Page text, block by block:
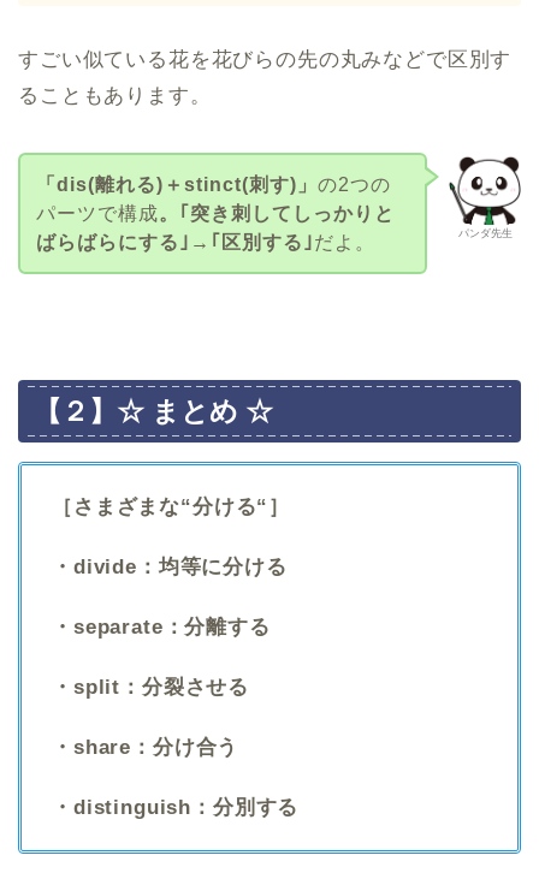
すごい似ている花を花びらの先の丸みなどで区別す
ることもあります。
パンダ先生
「dis(離れる)＋stinct(刺す)」 の2つの
パーツで構成。｢突き刺してしっかりと
ばらばらにする｣→｢区別する｣ だよ。
【２】☆ まとめ ☆
［さまざまな“分ける“］
・divide：均等に分ける
・separate：分離する
・split：分裂させる
・share：分け合う
・distinguish：分別する